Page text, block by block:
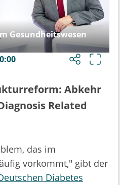
Gesundheitswesen
Abkehr
Related
das im
vorkommt," gibt der
Diabetes